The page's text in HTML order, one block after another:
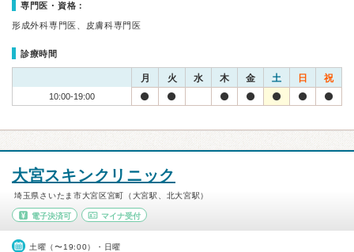
専門医・資格：
形成外科専門医、皮膚科専門医
診療時間
月 火 水 木 金 土 日 祝
10:00-19:00
大宮スキンクリニック
埼玉県さいたま市大宮区宮町（大宮駅、北大宮駅）
電子決済可 マイナ受付
土曜（〜19:00）・日曜